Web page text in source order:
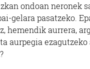
ondoan neronek
gelara pasatzeko.
hemendik aurrera,
aurpegia